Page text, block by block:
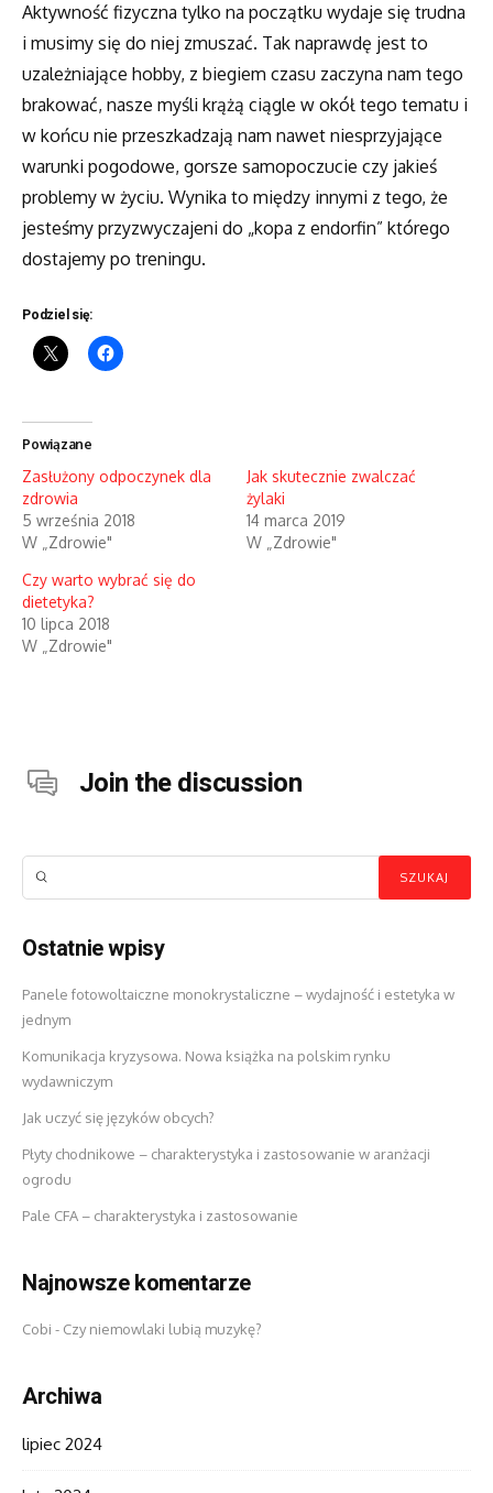
Aktywność fizyczna tylko na początku wydaje się trudna
i musimy się do niej zmuszać. Tak naprawdę jest to
uzależniające hobby, z biegiem czasu zaczyna nam tego
brakować, nasze myśli krążą ciągle w okół tego tematu i
w końcu nie przeszkadzają nam nawet niesprzyjające
warunki pogodowe, gorsze samopoczucie czy jakieś
problemy w życiu. Wynika to między innymi z tego, że
jesteśmy przyzwyczajeni do „kopa z endorfin” którego
dostajemy po treningu.
Podziel się:
Powiązane
Zasłużony odpoczynek dla
zdrowia
5 września 2018
W „Zdrowie"
Jak skutecznie zwalczać
żylaki
14 marca 2019
W „Zdrowie"
Czy warto wybrać się do
dietetyka?
10 lipca 2018
W „Zdrowie"
Join the discussion
Ostatnie wpisy
Panele fotowoltaiczne monokrystaliczne – wydajność i estetyka w
jednym
Komunikacja kryzysowa. Nowa książka na polskim rynku
wydawniczym
Jak uczyć się języków obcych?
Płyty chodnikowe – charakterystyka i zastosowanie w aranżacji
ogrodu
Pale CFA – charakterystyka i zastosowanie
Najnowsze komentarze
Cobi - Czy niemowlaki lubią muzykę?
Archiwa
lipiec 2024